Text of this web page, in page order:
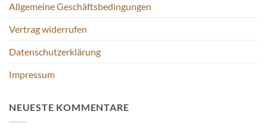
werden
werden
Allgemeine Geschäftsbedingungen
Vertrag widerrufen
Datenschutzerklärung
Impressum
NEUESTE KOMMENTARE